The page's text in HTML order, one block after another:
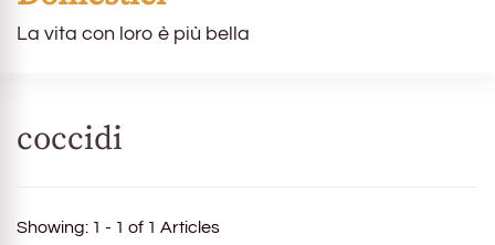
La vita con loro è più bella
coccidi
Showing: 1 - 1 of 1 Articles